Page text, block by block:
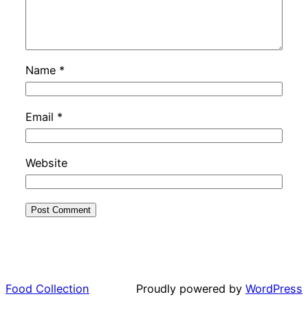
Name *
Email *
Website
Food Collection Proudly powered by WordPress